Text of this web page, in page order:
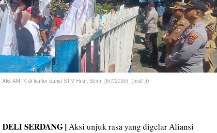
Aksi AMPK di kantor camat STM Hikir, Senin (6/7/2026). (mol/ jl)
DELI SERDANG | Aksi unjuk rasa yang digelar Aliansi